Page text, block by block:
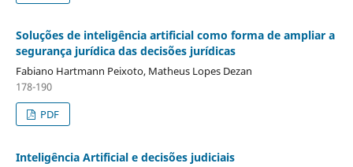
Soluções de inteligência artificial como forma de ampliar a
segurança jurídica das decisões jurídicas
Fabiano Hartmann Peixoto, Matheus Lopes Dezan
178-190
PDF
Inteligência Artificial e decisões judiciais